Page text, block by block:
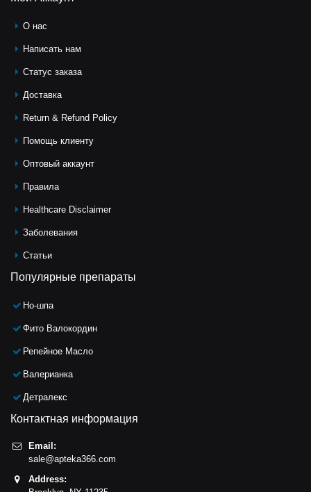
О нас
Написать нам
Статус заказа
Доставка
Return & Refund Policy
Помощь клиeнту
Оптовый аккаунт
Правила
Healthcare Disclaimer
Заболевания
Статьи
Популярные препараты
Но-шпа
Фито Валокордин
Репейное Масло
Валерианка
Детралекс
Контактная информация
Email:
sale@apteka366.com
Address: